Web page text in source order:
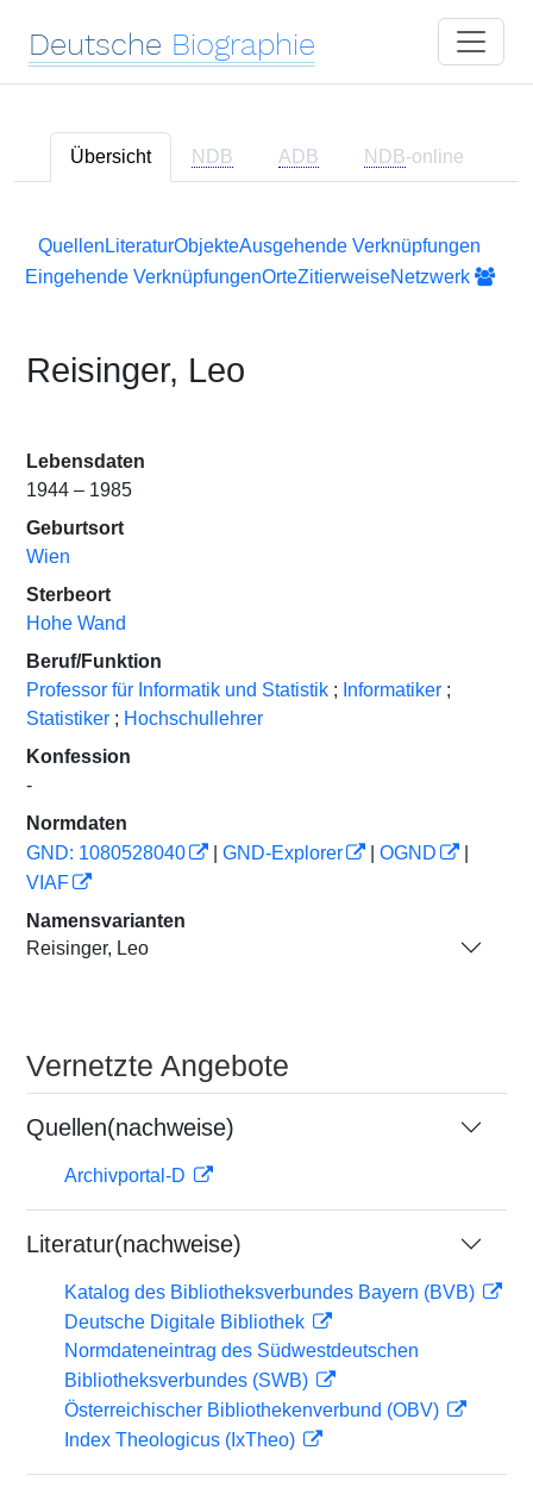
Deutsche Biographie
Übersicht NDB ADB NDB-online
Quellen LiteraturObjekteAusgehende Verknüpfungen
Eingehende VerknüpfungenOrteZitierweiseNetzwerk
Reisinger, Leo
Lebensdaten
1944 – 1985
Geburtsort
Wien
Sterbeort
Hohe Wand
Beruf/Funktion
Professor für Informatik und Statistik ; Informatiker ;
Statistiker ; Hochschullehrer
Konfession
-
Normdaten
GND: 1080528040
GND-Explorer OGND
VIAF
Namensvarianten
Reisinger, Leo
Vernetzte Angebote
Quellen(nachweise)
Archivportal-D
Literatur(nachweise)
Katalog des Bibliotheksverbundes Bayern (BVB)
Deutsche Digitale Bibliothek
Normdateneintrag des Südwestdeutschen
Bibliotheksverbundes (SWB)
Österreichischer Bibliothekenverbund (OBV)
Index Theologicus (IxTheo)